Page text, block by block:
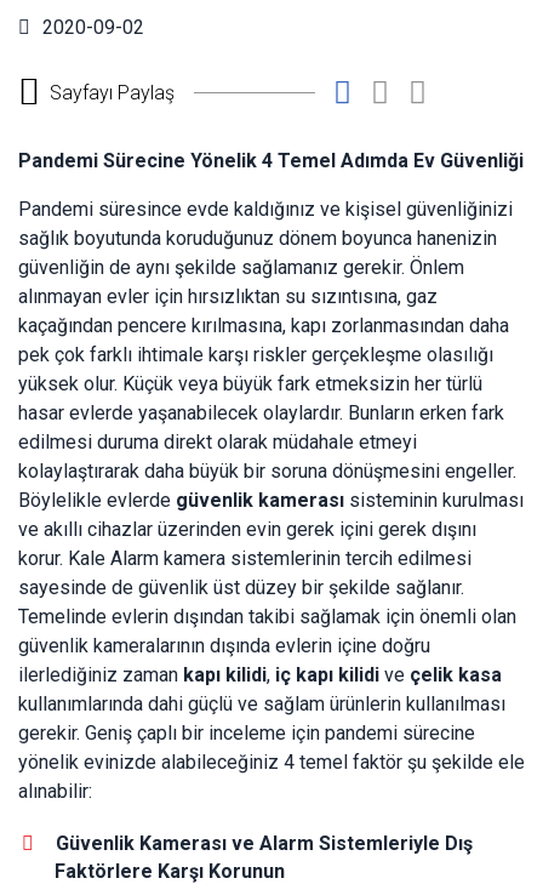
2020-09-02
Sayfayı Paylaş
Pandemi Sürecine Yönelik 4 Temel Adımda Ev Güvenliği
Pandemi süresince evde kaldığınız ve kişisel güvenliğinizi
sağlık boyutunda koruduğunuz dönem boyunca hanenizin
güvenliğin de aynı şekilde sağlamanız gerekir. Önlem
alınmayan evler için hırsızlıktan su sızıntısına, gaz
kaçağından pencere kırılmasına, kapı zorlanmasından daha
pek çok farklı ihtimale karşı riskler gerçekleşme olasılığı
yüksek olur. Küçük veya büyük fark etmeksizin her türlü
hasar evlerde yaşanabilecek olaylardır. Bunların erken fark
edilmesi duruma direkt olarak müdahale etmeyi
kolaylaştırarak daha büyük bir soruna dönüşmesini engeller.
Böylelikle evlerde güvenlik kamerası sisteminin kurulması
ve akıllı cihazlar üzerinden evin gerek içini gerek dışını
korur. Kale Alarm kamera sistemlerinin tercih edilmesi
sayesinde de güvenlik üst düzey bir şekilde sağlanır.
Temelinde evlerin dışından takibi sağlamak için önemli olan
güvenlik kameralarının dışında evlerin içine doğru
ilerlediğiniz zaman kapı kilidi, iç kapı kilidi ve çelik kasa
kullanımlarında dahi güçlü ve sağlam ürünlerin kullanılması
gerekir. Geniş çaplı bir inceleme için pandemi sürecine
yönelik evinizde alabileceğiniz 4 temel faktör şu şekilde ele
alınabilir:
Güvenlik Kamerası ve Alarm Sistemleriyle Dış
Faktörlere Karşı Korunun